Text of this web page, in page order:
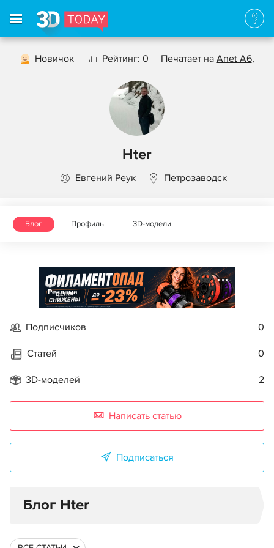
Новичок Рейтинг: 0 Печатает на Anet A6,
Hter
Евгений Реук Петрозаводск
Блог Профиль 3D-модели
Реклама
Подписчиков 0
Статей 0
3D-моделей 2
Написать статью
Подписаться
Блог Hter